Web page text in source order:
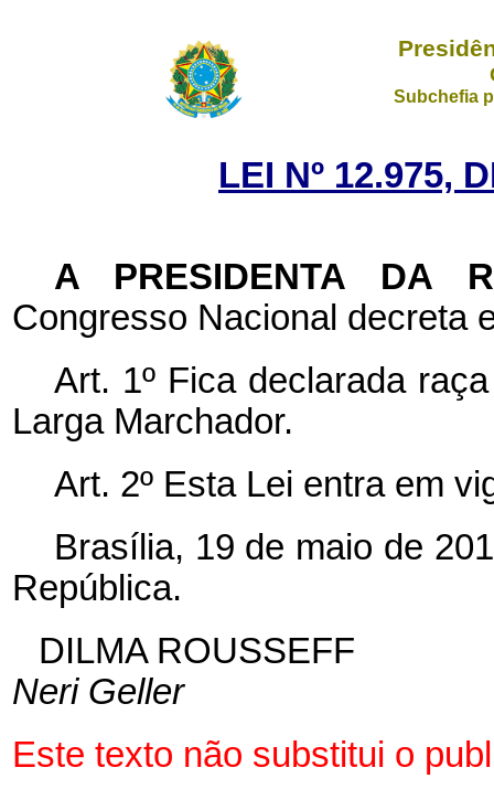
Subchefia
LEI Nº 12.975,
A PRESIDENTA DA
Congresso Nacional decreta
Art. 1º Fica declarada
Larga Marchador.
Art. 2º Esta Lei entra em
Brasília, 19 de maio de
República.
DILMA ROUSSEFF
Neri Geller
Este texto não substitui o